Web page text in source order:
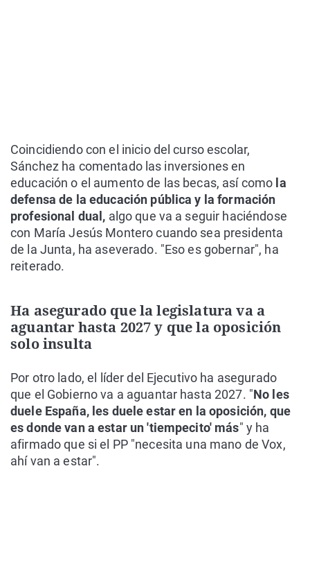
Coincidiendo con el inicio del curso escolar,
Sánchez ha comentado las inversiones en
educación o el aumento de las becas, así como la
defensa de la educación pública y la formación
profesional dual, algo que va a seguir haciéndose
con María Jesús Montero cuando sea presidenta
de la Junta, ha aseverado. "Eso es gobernar", ha
reiterado.
Ha asegurado que la legislatura va a
aguantar hasta 2027 y que la oposición
solo insulta
Por otro lado, el líder del Ejecutivo ha asegurado
que el Gobierno va a aguantar hasta 2027. "No les
duele España, les duele estar en la oposición, que
es donde van a estar un 'tiempecito' más" y ha
afirmado que si el PP "necesita una mano de Vox,
ahí van a estar".